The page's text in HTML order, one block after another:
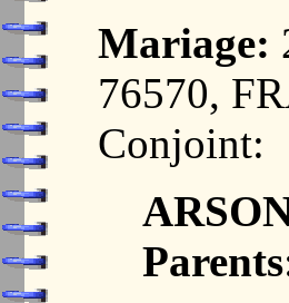
Mariage:
76570,
Conjoint:
Parents